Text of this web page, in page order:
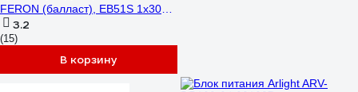
FERON (балласт), EB51S 1х30W
T8/G13 230V, EB51S 21520
3.2
(15)
В корзину